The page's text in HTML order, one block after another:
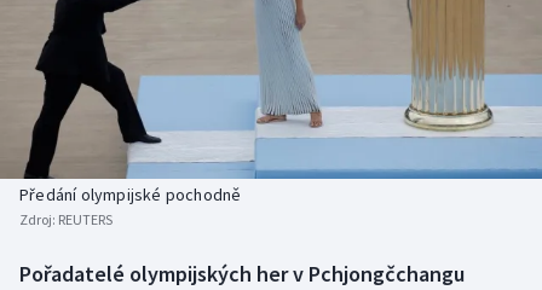
Americký fotbal
Baseball a softbal
Basketbal
Biatlon
NEPŘEHLÉDNĚTE
Soutěže
Historické návraty
Aplikace ČT sport
Předání olympijské pochodně
Zdroj: REUTERS
Pořadatelé olympijských her v Pchjongčchangu